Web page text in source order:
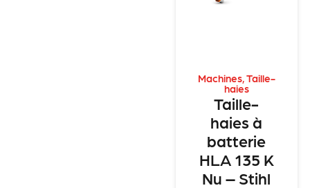
Machines,Taille-
haies
Taille-
haies à
batterie
HLA 135 K
Nu – Stihl